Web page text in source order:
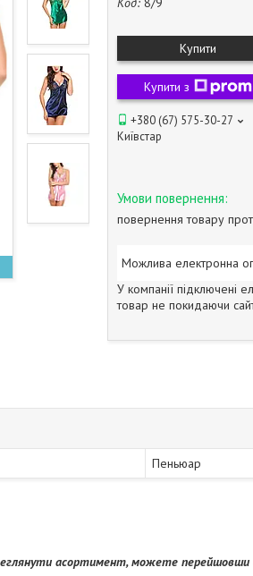
Купити
Купити з
+380 (67) 575-30-27
Київстар
повернення товару
У компанії підключені
товар не покидаючи
Пеньюар
асортимент, можете перейшовши